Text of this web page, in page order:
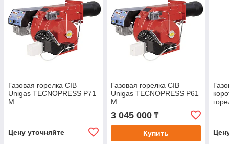
Газовая горелка CIB
Unigas TECNOPRESS P71
M
Цену уточняйте
Газовая горелка CIB
Unigas TECNOPRESS P61
M
3 045 000₸
Купить